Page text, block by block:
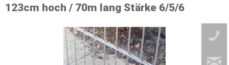
123cm hoch / 70m lang Stärke 6/5/6